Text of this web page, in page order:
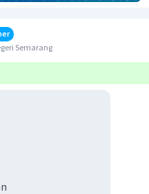
Semarang